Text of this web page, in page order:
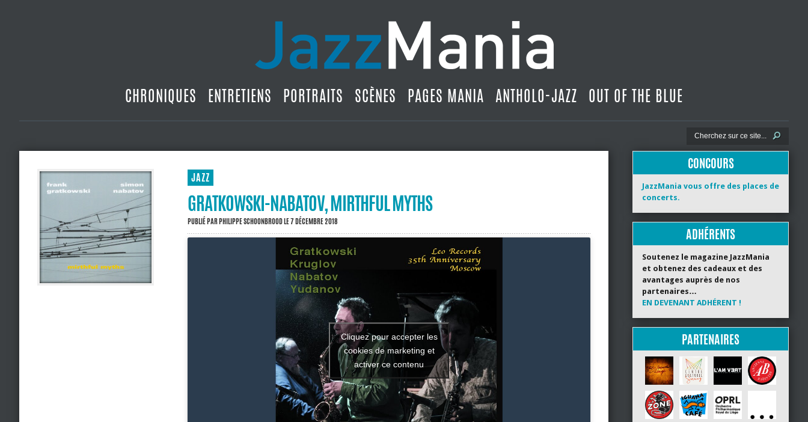
CHRONIQUES ENTRETIENS PORTRAITS SCÈNES PAGES MANIA ANTHOLO-JAZZ OUT OF THE BLUE
JAZZ
GRATKOWSKI-NABATOV, MIRTHFUL MYTHS
PUBLIÉ PARPHILIPPE SCHOONBROODLE 7 DÉCEMBRE 2018
Cliquez pour accepter les
cookies de marketing et
activer ce contenu
CONCOURS
JazzMania vous offre des places de
concerts.
ADHÉRENTS
Soutenez le magazine JazzMania
et obtenez des cadeaux et des
avantages auprès de nos
partenaires…
EN DEVENANT ADHÉRENT !
PARTENAIRES